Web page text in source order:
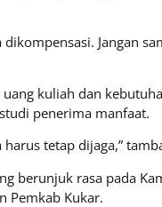
Jangan
kuliah dan
penerima manfaat.
tetap dijaga,”
berunjuk rasa pada
Pemkab Kukar.